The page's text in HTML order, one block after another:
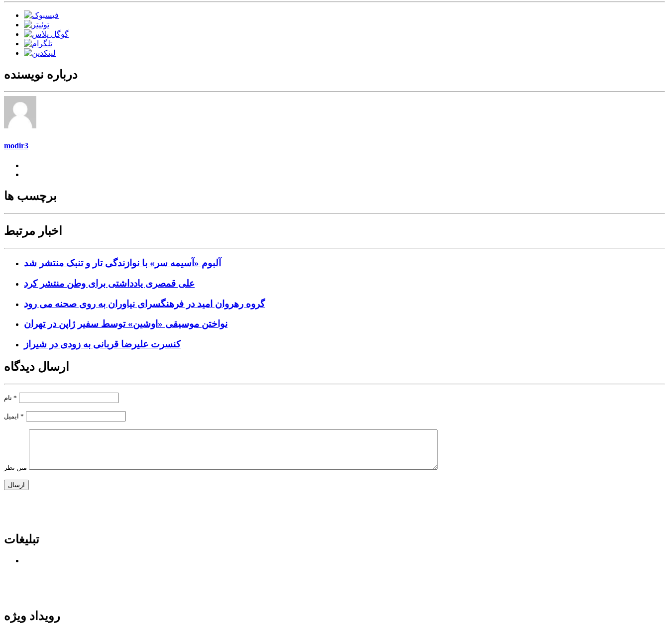
درباره نویسنده
modir3
برچسب ها
اخبار مرتبط
آلبوم «آسیمه سر» با نوازندگی تار و تنبک منتشر شد
علی قمصری یادداشتی برای وطن منتشر کرد
گروه رهروان امید در فرهنگسرای نیاوران به روی صحنه می رود
نواختن موسیقی «اوشین» توسط سفیر ژاپن در تهران
کنسرت علیرضا قربانی به زودی در شیراز
ارسال دیدگاه
*
*
متن نظر
تبلیغات
رویداد ویژه